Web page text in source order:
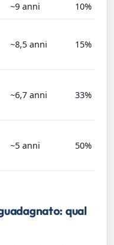
~9 anni 10%
~8,5 anni 15%
~6,7 anni 33%
~5 anni 50%
qual